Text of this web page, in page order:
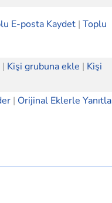
E-posta Kaydet | Toplu
| Kişi grubuna ekle | Kişi
| Orijinal Eklerle Yanıtla